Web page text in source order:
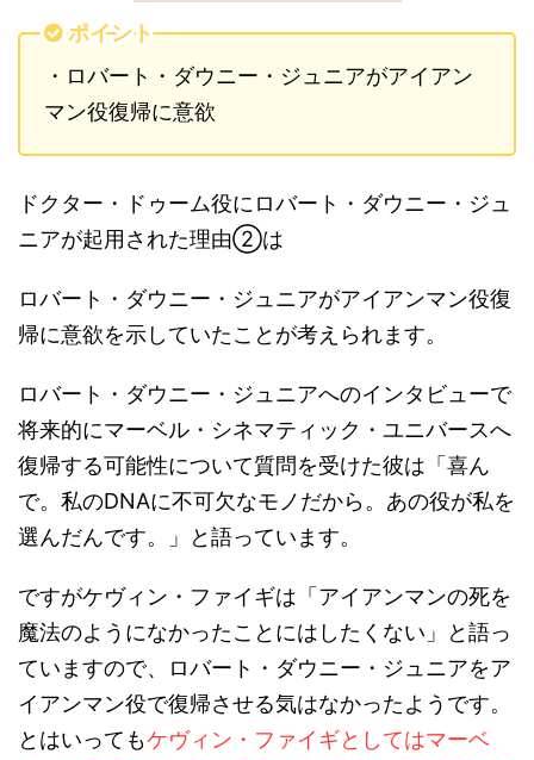
ポイント
・ロバート・ダウニー・ジュニアがアイアン
マン役復帰に意欲
ドクター・ドゥーム役にロバート・ダウニー・ジュ
ニアが起用された理由②は
ロバート・ダウニー・ジュニアがアイアンマン役復
帰に意欲を示していたことが考えられます。
ロバート・ダウニー・ジュニアへのインタビューで
将来的にマーベル・シネマティック・ユニバースへ
復帰する可能性について質問を受けた彼は「喜ん
で。私のDNAに不可欠なモノだから。あの役が私を
選んだんです。」と語っています。
ですがケヴィン・ファイギは「アイアンマンの死を
魔法のようになかったことにはしたくない」と語っ
ていますので、ロバート・ダウニー・ジュニアをア
イアンマン役で復帰させる気はなかったようです。
とはいってもケヴィン・ファイギとしてはマーベ